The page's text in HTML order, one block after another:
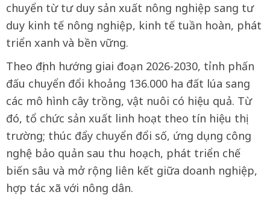
chuyển từ tư duy sản xuất nông nghiệp sang tư
duy kinh tế nông nghiệp, kinh tế tuần hoàn, phát
triển xanh và bền vững.
Theo định hướng giai đoạn 2026-2030, tỉnh phấn
đấu chuyển đổi khoảng 136.000 ha đất lúa sang
các mô hình cây trồng, vật nuôi có hiệu quả. Từ
đó, tổ chức sản xuất linh hoạt theo tín hiệu thị
trường; thúc đẩy chuyển đổi số, ứng dụng công
nghệ bảo quản sau thu hoạch, phát triển chế
biến sâu và mở rộng liên kết giữa doanh nghiệp,
hợp tác xã với nông dân.